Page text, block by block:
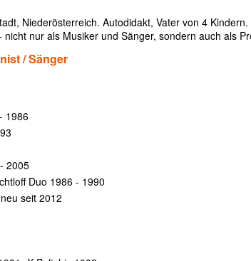
Niederösterreich. Autodidakt, Vater von 4
nicht nur als Musiker und Sänger, sondern auch als
/ Sänger
1986
2005
Duo 1986 - 1990
seit 2012